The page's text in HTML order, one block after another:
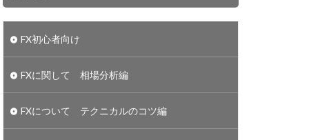
FX初心者向け
FXに関して 相場分析編
FXについて テクニカルのコツ編